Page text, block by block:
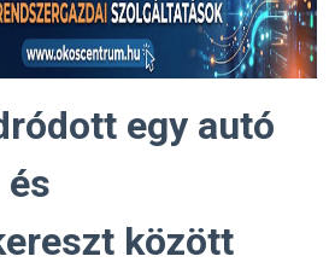
egy autó
és
között